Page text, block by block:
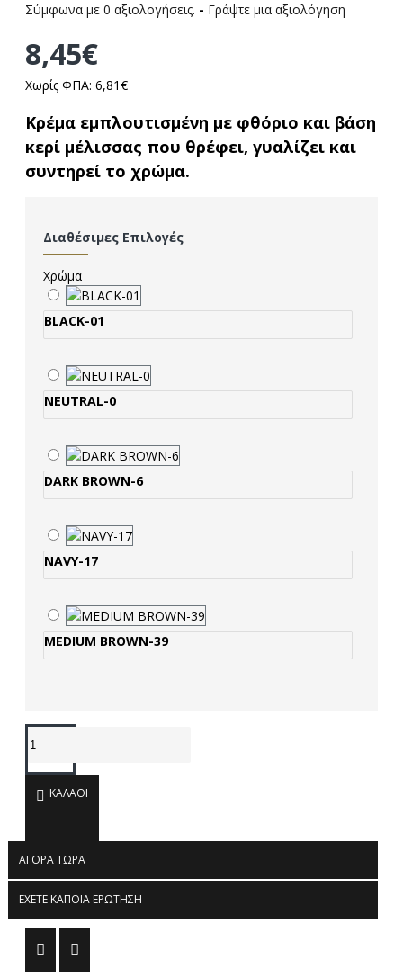
Σύμφωνα με 0 αξιολογήσεις. - Γράψτε μια αξιολόγηση
8,45€
Χωρίς ΦΠΑ: 6,81€
Κρέμα εμπλουτισμένη με φθόριο και βάση
κερί μέλισσας που θρέφει, γυαλίζει και
συντηρεί το χρώμα.
Διαθέσιμες Επιλογές
Χρώμα
BLACK-01
NEUTRAL-0
DARK BROWN-6
NAVY-17
MEDIUM BROWN-39
ΚΑΛΆΘΙ
ΑΓΟΡΆ ΤΏΡΑ
ΈΧΕΤΕ ΚΆΠΟΙΑ ΕΡΏΤΗΣΗ